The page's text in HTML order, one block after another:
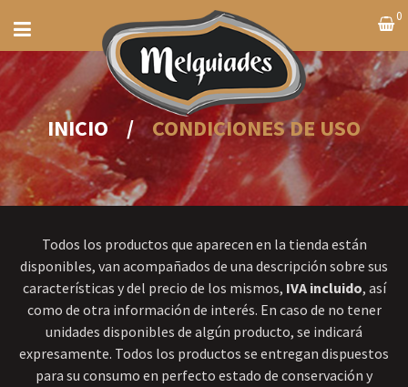
0
INICIO / CONDICIONES DE USO
Todos los productos que aparecen en la tienda están
disponibles, van acompañados de una descripción sobre sus
características y del precio de los mismos, IVA incluido, así
como de otra información de interés. En caso de no tener
unidades disponibles de algún producto, se indicará
expresamente. Todos los productos se entregan dispuestos
para su consumo en perfecto estado de conservación y